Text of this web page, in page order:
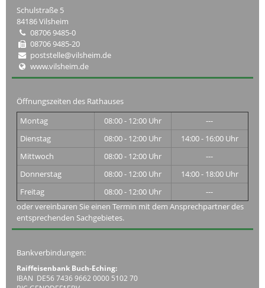
Schulstraße 5
84186 Vilsheim
08706 9485-0
08706 9485-20
poststelle@vilsheim.de
www.vilsheim.de
Öffnungszeiten des Rathauses
Montag
08:00 - 12:00 Uhr
---
Dienstag
08:00 - 12:00 Uhr
14:00 - 16:00 Uhr
Mittwoch
08:00 - 12:00 Uhr
---
Donnerstag
08:00 - 12:00 Uhr
14:00 - 18:00 Uhr
Freitag
08:00 - 12:00 Uhr
---
oder vereinbaren Sie einen Termin mit dem Ansprechpartner des
entsprechenden Sachgebietes.
Bankverbindungen:
Raiffeisenbank Buch-Eching:
IBAN DE56 7436 9662 0000 5102 70